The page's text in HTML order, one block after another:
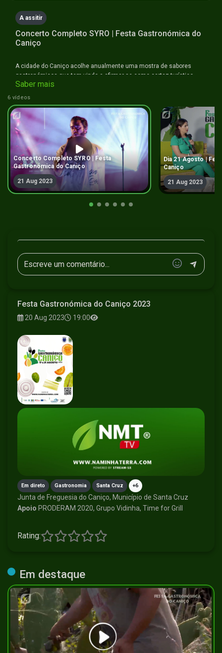
A assitir
Concerto Completo SYRO | Festa Gastronómica do
Caniço
A cidade do Caniço acolhe anualmente uma mostra de sabores
gastronómicos que tem vindo a afirmar-se como cartaz turístico
desta localidade. Este ano, são novamente apresentadas as
especialidades gastronómicas em direto, onde todos são
convidados a se dirigir aos restaurantes da freguesia.
Saber mais
6 vídeos
Concerto Completo SYRO | Festa
Gastronómica do Caniço
21 Aug 2023
Dia 21 Agosto |
Caniço
21 Aug 2023
Festa Gastronómica do Caniço 2023
20 Aug 2023 19:00
Em direto Gastronomia Santa Cruz +6
Junta de Freguesia do Caniço, Município de Santa Cruz
Apoio PRODERAM 2020, Grupo Vidinha, Time for Grill
Rating:
Em destaque